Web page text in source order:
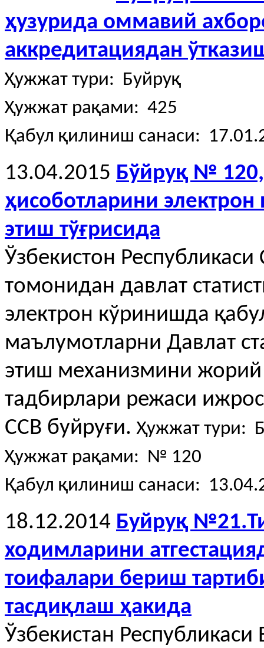
ҳузурида оммавий
аккредитациядан
Ҳужжат тури: Буйруқ
Ҳужжат рақами: 425
Қабул қилиниш санаси:
13.04.2015 Бўйруқ № 120,
ҳисоботларини
этиш тўғрисида
Ўзбекистон
томонидан давлат
электрон кўринишда
маълумотларни Давлат
этиш механизмини
тадбирлари режаси
ССВ буйруғи.Ҳужжат тури:
Ҳужжат рақами: № 120
Қабул қилиниш санаси:
18.12.2014 Буйруқ
ходимларини
тоифалари бериш
тасдиқлаш ҳакида
Ўзбекистан